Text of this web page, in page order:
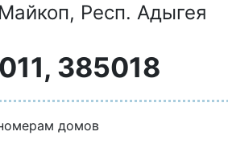
Респ. Адыгея
385018
домов